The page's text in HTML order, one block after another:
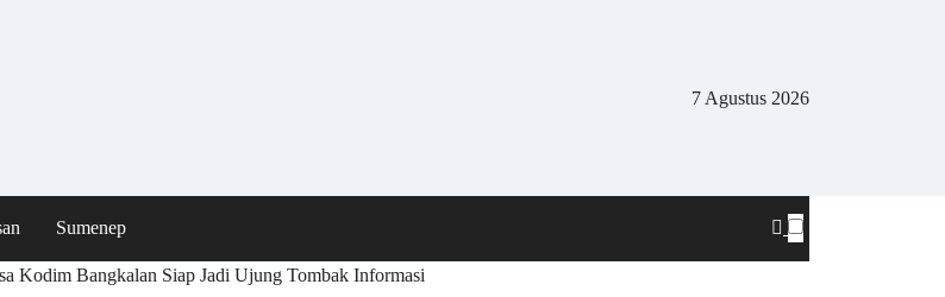
7 Agustus 2026
Sumenep
Kodim Bangkalan Siap Jadi Ujung Tombak Informasi